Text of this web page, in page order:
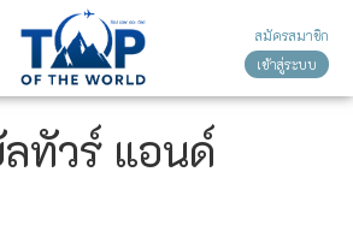
สมัครสมาชิก
เข้าสู่ระบบ
ทัวร์ แอนด์